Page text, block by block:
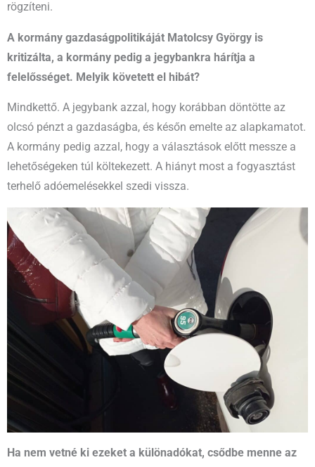
rögzíteni.
A kormány gazdaságpolitikáját Matolcsy György is
kritizálta, a kormány pedig a jegybankra hárítja a
felelősséget. Melyik követett el hibát?
Mindkettő. A jegybank azzal, hogy korábban döntötte az
olcsó pénzt a gazdaságba, és későn emelte az alapkamatot.
A kormány pedig azzal, hogy a választások előtt messze a
lehetőségeken túl költekezett. A hiányt most a fogyasztást
terhelő adóemelésekkel szedi vissza.
Ha nem vetné ki ezeket a különadókat, csődbe menne az